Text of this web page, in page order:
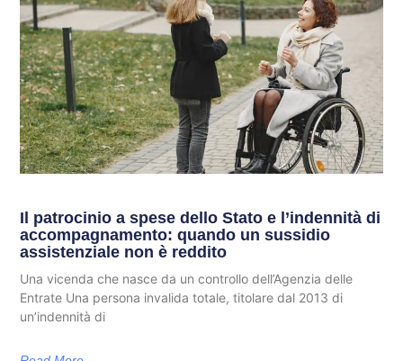
Il patrocinio a spese dello Stato e l’indennità di
accompagnamento: quando un sussidio
assistenziale non è reddito
Una vicenda che nasce da un controllo dell’Agenzia delle
Entrate Una persona invalida totale, titolare dal 2013 di
un’indennità di